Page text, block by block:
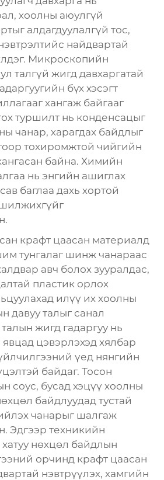
хоолны аюулгүй
алдагдуулалгүй тос,
найдвартай
Микроскопийн
талгүй жигд давхаргатай
бүх хэсэгт
хангаж байгааг
туршилт нь конденсацыг
чанар, харагдах байдлыг
тохиромжтой чийгийн
байна. Химийн
нь энгийн ашиглах
баглаа дахь хортой
крафт цаасан материалд
тунгалаг шинж чанараас
авч болох зууралдас,
пластик орлох
илүү их хоолны
давуу талыг санал
жигд гадаргуу нь
цэвэрлэхэд хялбар
үед нянгийн
байдаг. Тосон
соус, бусад хэцүү хоолны
байдлуудад тустай
чанарыг шалгаж
Эдгээр техникийн
нөхцөл байдлын
орчинд крафт цаасан
нэвтрүүлэх, хамгийн